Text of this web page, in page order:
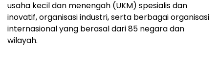
usaha kecil dan menengah (UKM) spesialis dan
inovatif, organisasi industri, serta berbagai organisasi
internasional yang berasal dari 85 negara dan
wilayah.